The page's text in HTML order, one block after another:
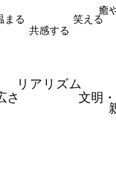
癒
笑える
共感する
まる
リアリズム
文明
さ